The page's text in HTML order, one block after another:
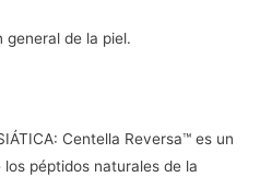
general de la piel.
Centella Reversa™ es un
péptidos naturales de la